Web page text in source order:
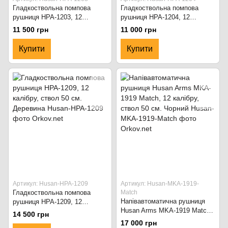
Гладкоствольна помпова
рушниця HPA-1203, 12
калібру, ствол 50 см. Чорний
11 500 грн
Купити
Гладкоствольна помпова
рушниця HPA-1204, 12
калібру, ствол 50 см. Чорний
11 000 грн
Купити
Артикул: Husan-HPA-1209
Гладкоствольна помпова
рушниця HPA-1209, 12
калібру, ствол 50 см.
Деревина
14 500 грн
Артикул: Husan-MKA-1919-
Match
Напівавтоматична рушниця
Husan Arms MKA-1919 Match,
12 калібру, ствол 50 см.
17 000 грн